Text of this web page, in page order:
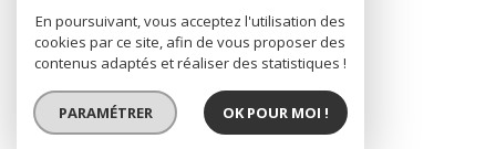
réalisé par
En poursuivant, vous acceptez l'utilisation des
cookies par ce site, afin de vous proposer des
contenus adaptés et réaliser des statistiques !
PARAMÉTRER OK POUR MOI !